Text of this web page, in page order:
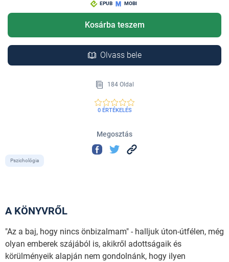
EPUB MOBI
Kosárba teszem
Olvass bele
184 Oldal
0 ÉRTÉKELÉS
Megosztás
Pszichológia
A KÖNYVRŐL
"Az a baj, hogy nincs önbizalmam" - halljuk úton-útfélen, még
olyan emberek szájából is, akikről adottságaik és
körülményeik alapján nem gondolnánk, hogy ilyen